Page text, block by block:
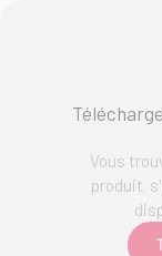
Vous
produit.